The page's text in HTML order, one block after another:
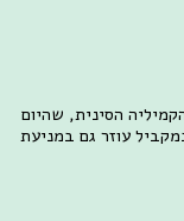
הסינית, שהיום
עוזר גם במניעת